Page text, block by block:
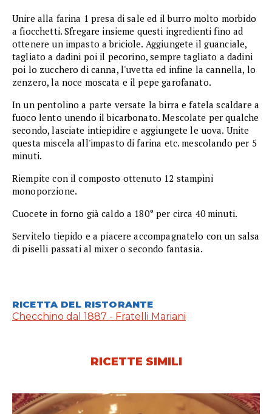
Unire alla farina 1 presa di sale ed il burro molto morbido
a fiocchetti. Sfregare insieme questi ingredienti fino ad
ottenere un impasto a briciole. Aggiungete il guanciale,
tagliato a dadini poi il pecorino, sempre tagliato a dadini
poi lo zucchero di canna, l'uvetta ed infine la cannella, lo
zenzero, la noce moscata e il pepe garofanato.
In un pentolino a parte versate la birra e fatela scaldare a
fuoco lento unendo il bicarbonato. Mescolate per qualche
secondo, lasciate intiepidire e aggiungete le uova. Unite
questa miscela all'impasto di farina etc. mescolando per 5
minuti.
Riempite con il composto ottenuto 12 stampini
monoporzione.
Cuocete in forno già caldo a 180° per circa 40 minuti.
Servitelo tiepido e a piacere accompagnatelo con un salsa
di piselli passati al mixer o secondo fantasia.
RICETTA DEL RISTORANTE
Checchino dal 1887 - Fratelli Mariani
RICETTE SIMILI